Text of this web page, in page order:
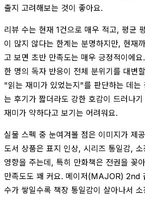
출지 고려해보는 것이 좋아요.
리뷰 수는 현재 1건으로 매우 적고, 평균
이 많지 않다는 한계는 분명하지만, 현재
고 보면 초반 만족도는 매우 긍정적이에
한 명의 독자 반응이 전체 분위기를 대변
"읽는 재미가 있었는지"를 판단하는 데는
는 후기가 짧더라도 강한 호감이 드러나
재미가 약하다고 보기는 어려워요.
실물 스펙 중 눈여겨볼 점은 이미지가 제
도서 상품은 표지 인상, 시리즈 통일감,
영향을 주는데, 특히 만화책은 전권을 꽂
만족도도 꽤 커요. 메이저(MAJOR) 2nd
수가 쌓일수록 책장 통일감이 살아나서